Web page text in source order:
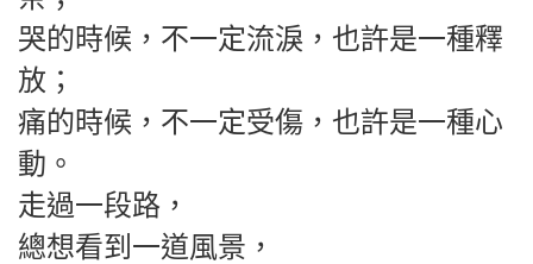
哭的時候，不一定流淚，也許是一種釋
放；
痛的時候，不一定受傷，也許是一種心
動。
走過一段路，
總想看到一道風景，